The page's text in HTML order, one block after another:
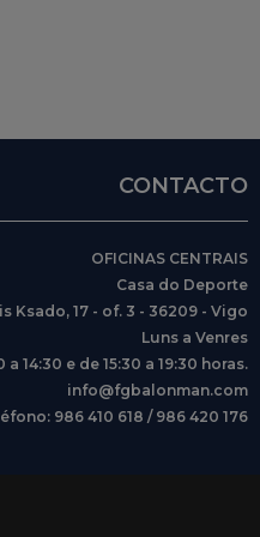
CONTACTO
OFICINAS CENTRAIS
Casa do Deporte
Ksado, 17 - of. 3 - 36209 - Vigo
Luns a Venres
a 14:30 e de 15:30 a 19:30 horas.
info@fgbalonman.com
986 410 618 / 986 420 176